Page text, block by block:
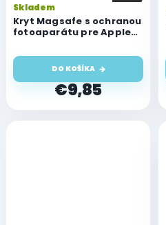
Kryt Magsafe s ochranou
fotoaparátu pre Apple
Skladem
€9,85
DO KOŠÍKA